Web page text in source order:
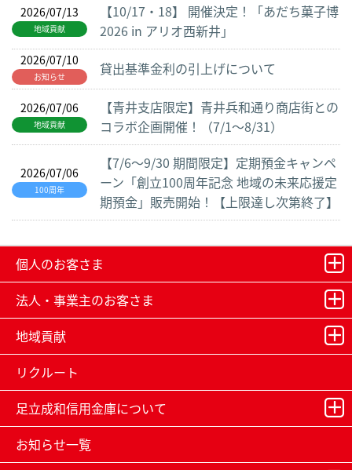
2026/07/13
地域貢献
【10/17・18】 開催決定！「あだち菓子博
2026 in アリオ西新井」
2026/07/10
お知らせ 貸出基準金利の引上げについて
2026/07/06
地域貢献
【青井支店限定】青井兵和通り商店街との
コラボ企画開催！（7/1～8/31）
2026/07/06
100周年
【7/6～9/30 期間限定】定期預金キャンペ
ーン「創立100周年記念 地域の未来応援定
期預金」販売開始！【上限達し次第終了】
個人のお客さま
法人・事業主のお客さま
地域貢献
リクルート
足立成和信用金庫について
お知らせ一覧